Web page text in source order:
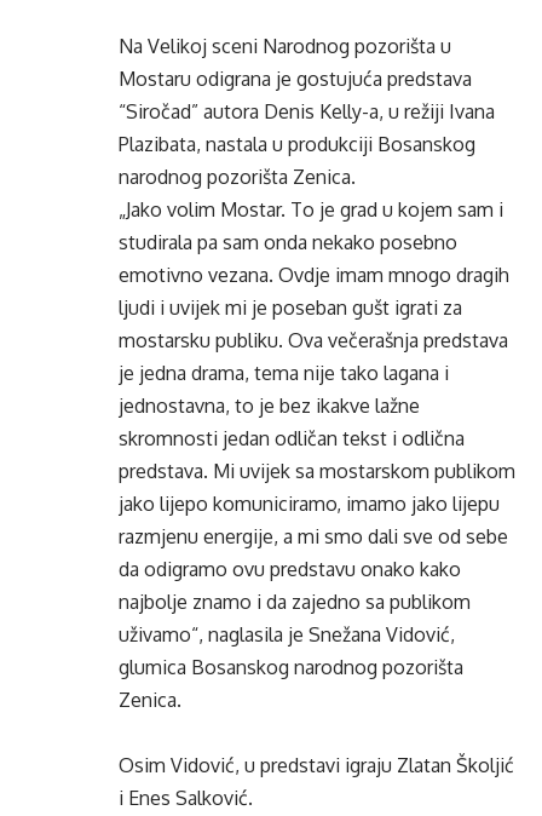
Na Velikoj sceni Narodnog pozorišta u
Mostaru odigrana je gostujuća predstava
“Siročad” autora Denis Kelly-a, u režiji Ivana
Plazibata, nastala u produkciji Bosanskog
narodnog pozorišta Zenica.
„Jako volim Mostar. To je grad u kojem sam i
studirala pa sam onda nekako posebno
emotivno vezana. Ovdje imam mnogo dragih
ljudi i uvijek mi je poseban gušt igrati za
mostarsku publiku. Ova večerašnja predstava
je jedna drama, tema nije tako lagana i
jednostavna, to je bez ikakve lažne
skromnosti jedan odličan tekst i odlična
predstava. Mi uvijek sa mostarskom publikom
jako lijepo komuniciramo, imamo jako lijepu
razmjenu energije, a mi smo dali sve od sebe
da odigramo ovu predstavu onako kako
najbolje znamo i da zajedno sa publikom
uživamo“, naglasila je Snežana Vidović,
glumica Bosanskog narodnog pozorišta
Zenica.
Osim Vidović, u predstavi igraju Zlatan Školjić
i Enes Salković.